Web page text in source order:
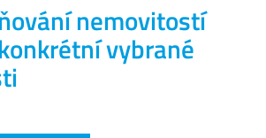
nemovitostí
vybrané